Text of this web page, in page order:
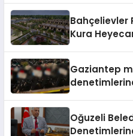
Bahçelievler
Kura
Gaziantep
Oğuzeli